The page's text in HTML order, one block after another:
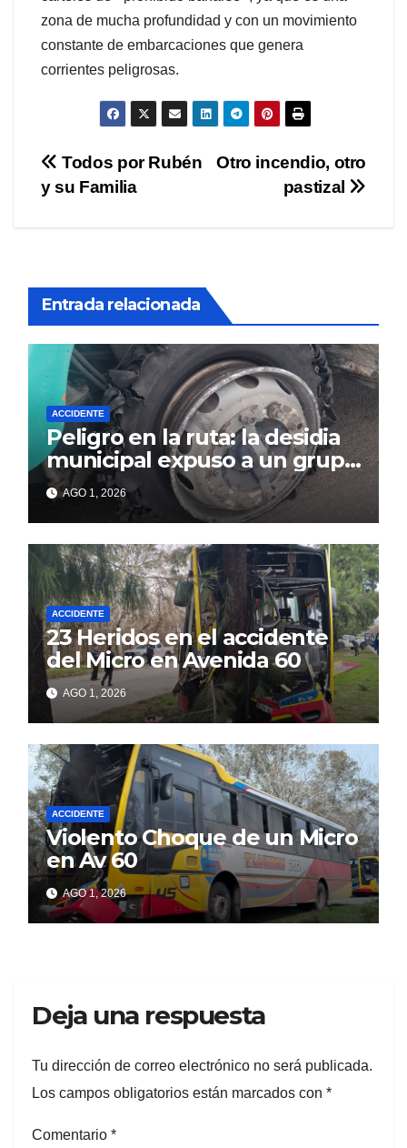
zona de mucha profundidad y con un movimiento
constante de embarcaciones que genera
corrientes peligrosas.
Navegación
de
Otro incendio, otro
pastizal
Todos por Rubén
y su Familia
Entrada relacionada
ACCIDENTE
Peligro en la ruta: la desidia
municipal expuso a un grupo
de berissenses
AGO 1, 2026
ACCIDENTE
23 Heridos en el accidente
del Micro en Avenida 60
AGO 1, 2026
ACCIDENTE
Violento Choque de un Micro
en Av 60
AGO 1, 2026
Deja una respuesta
Tu dirección de correo electrónico no será publicada.
Los campos obligatorios están marcados con *
Comentario *